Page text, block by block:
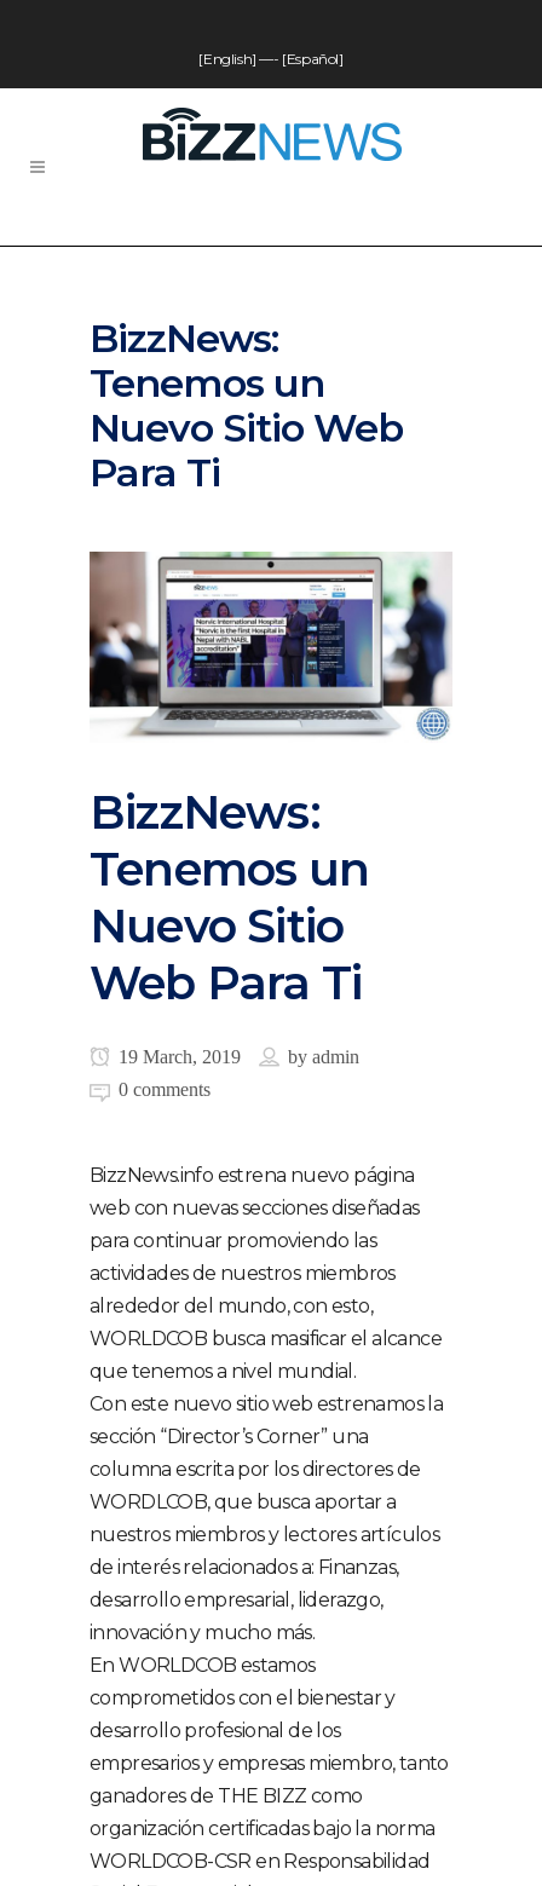
[English] —- [Español]
BizzNews:
Tenemos un
Nuevo Sitio Web
Para Ti
BizzNews:
Tenemos un
Nuevo Sitio
Web Para Ti
19 March, 2019 by admin
0 comments
BizzNews.info estrena nuevo página
web con nuevas secciones diseñadas
para continuar promoviendo las
actividades de nuestros miembros
alrededor del mundo, con esto,
WORLDCOB busca masificar el alcance
que tenemos a nivel mundial.
Con este nuevo sitio web estrenamos la
sección “Director’s Corner” una
columna escrita por los directores de
WORDLCOB, que busca aportar a
nuestros miembros y lectores artículos
de interés relacionados a: Finanzas,
desarrollo empresarial, liderazgo,
innovación y mucho más.
En WORLDCOB estamos
comprometidos con el bienestar y
desarrollo profesional de los
empresarios y empresas miembro, tanto
ganadores de THE BIZZ como
organización certificadas bajo la norma
WORLDCOB-CSR en Responsabilidad